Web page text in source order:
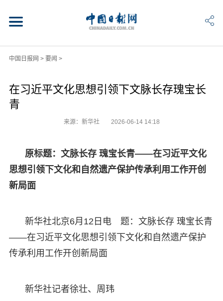
中国日报网 > 要闻 >
在习近平文化思想引领下文脉长存瑰宝长
青
来源：新华社 2026-06-14 14:18
原标题：文脉长存 瑰宝长青——在习近平文化
思想引领下文化和自然遗产保护传承利用工作开创
新局面
新华社北京6月12日电 题：文脉长存 瑰宝长青
——在习近平文化思想引领下文化和自然遗产保护
传承利用工作开创新局面
新华社记者徐壮、周玮